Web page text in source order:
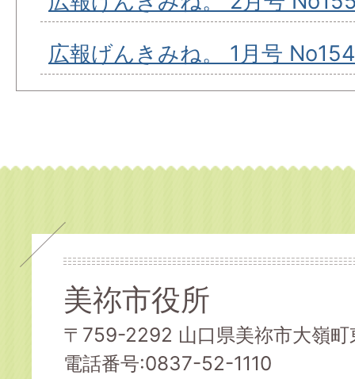
広報げんきみね。 1月号 No154
美祢市役所
〒759-2292 山口県美祢市大嶺
電話番号:0837-52-1110